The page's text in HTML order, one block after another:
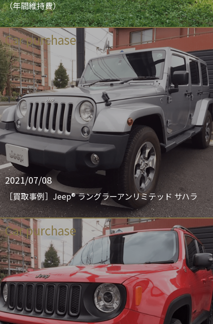
（年間維持費）
Car purchase
2021/07/08
［買取事例］Jeep® ラングラーアンリミテッド サハラ
Car purchase